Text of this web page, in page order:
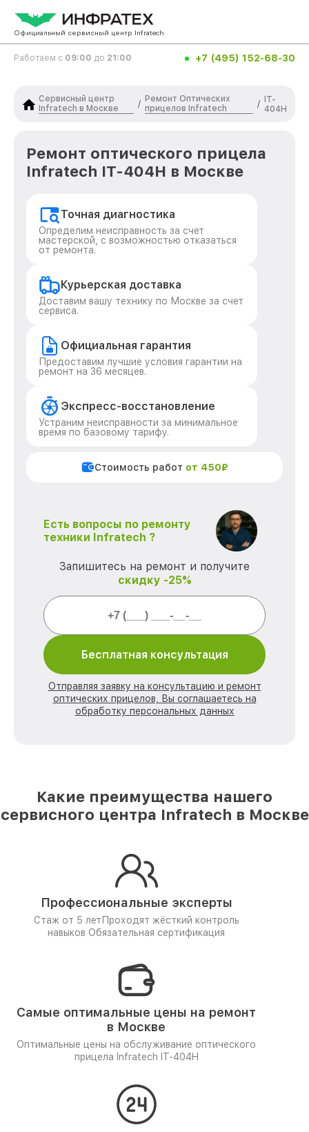
Официальный сервисный центр Infratech
Работаем с 09:00 до 21:00 +7 (495) 152-68-30
Сервисный центр
Infratech в Москве
/
Ремонт Оптических
прицелов Infratech
/ IT-
404H
Ремонт оптического прицела
Infratech IT-404H в Москве
Точная диагностика
Определим неисправность за счет
мастерской, с возможностью отказаться
от ремонта.
Курьерская доставка
Доставим вашу технику по Москве за счет
сервиса.
Официальная гарантия
Предоставим лучшие условия гарантии на
ремонт на 36 месяцев.
Экспресс-восстановление
Устраним неисправности за минимальное
время по базовому тарифу.
Стоимость работ от 450₽
Есть вопросы по ремонту
техники Infratech ?
Запишитесь на ремонт и получите
скидку -25%
Бесплатная консультация
Отправляя заявку на консультацию и ремонт
оптических прицелов, Вы соглашаетесь на
обработку персональных данных
Какие преимущества нашего
сервисного центра Infratech в Москве
Профессиональные эксперты
Стаж от 5 лет Проходят жёсткий контроль
навыков Обязательная сертификация
Самые оптимальные цены на ремонт
в Москве
Оптимальные цены на обслуживание оптического
прицела Infratech IT-404H